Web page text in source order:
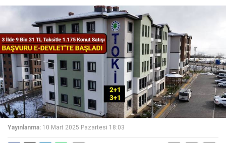
Yayınlanma: 10 Mart 2025 Pazartesi 18:03